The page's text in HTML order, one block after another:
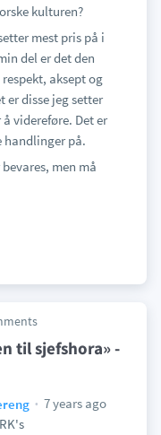
kulturen?
mest pris på i
del er det den
aksept og
er disse jeg setter
videreføre. Det er
handlinger på.
men må
til sjefshora» -
7 years ago